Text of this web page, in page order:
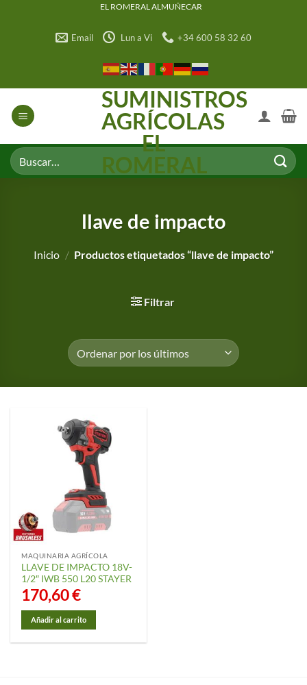
EL ROMERAL ALMUÑECAR
Email Lun a Vi +34 600 58 32 60
SUMINISTROS
AGRÍCOLAS
EL
ROMERAL
Buscar
por:
llave de impacto
Inicio / Productos etiquetados “llave de impacto”
Filtrar
MAQUINARIA AGRÍCOLA
LLAVE DE IMPACTO 18V-
1/2″ IWB 550 L20 STAYER
170,60€
Añadir al carrito